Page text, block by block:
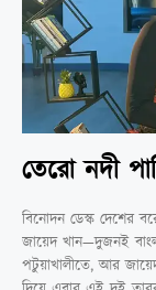
তেরো নদী
বিনোদন ডেস্ক দেশের
জায়েদ খান—দুজনই
পটুয়াখালীতে, আর